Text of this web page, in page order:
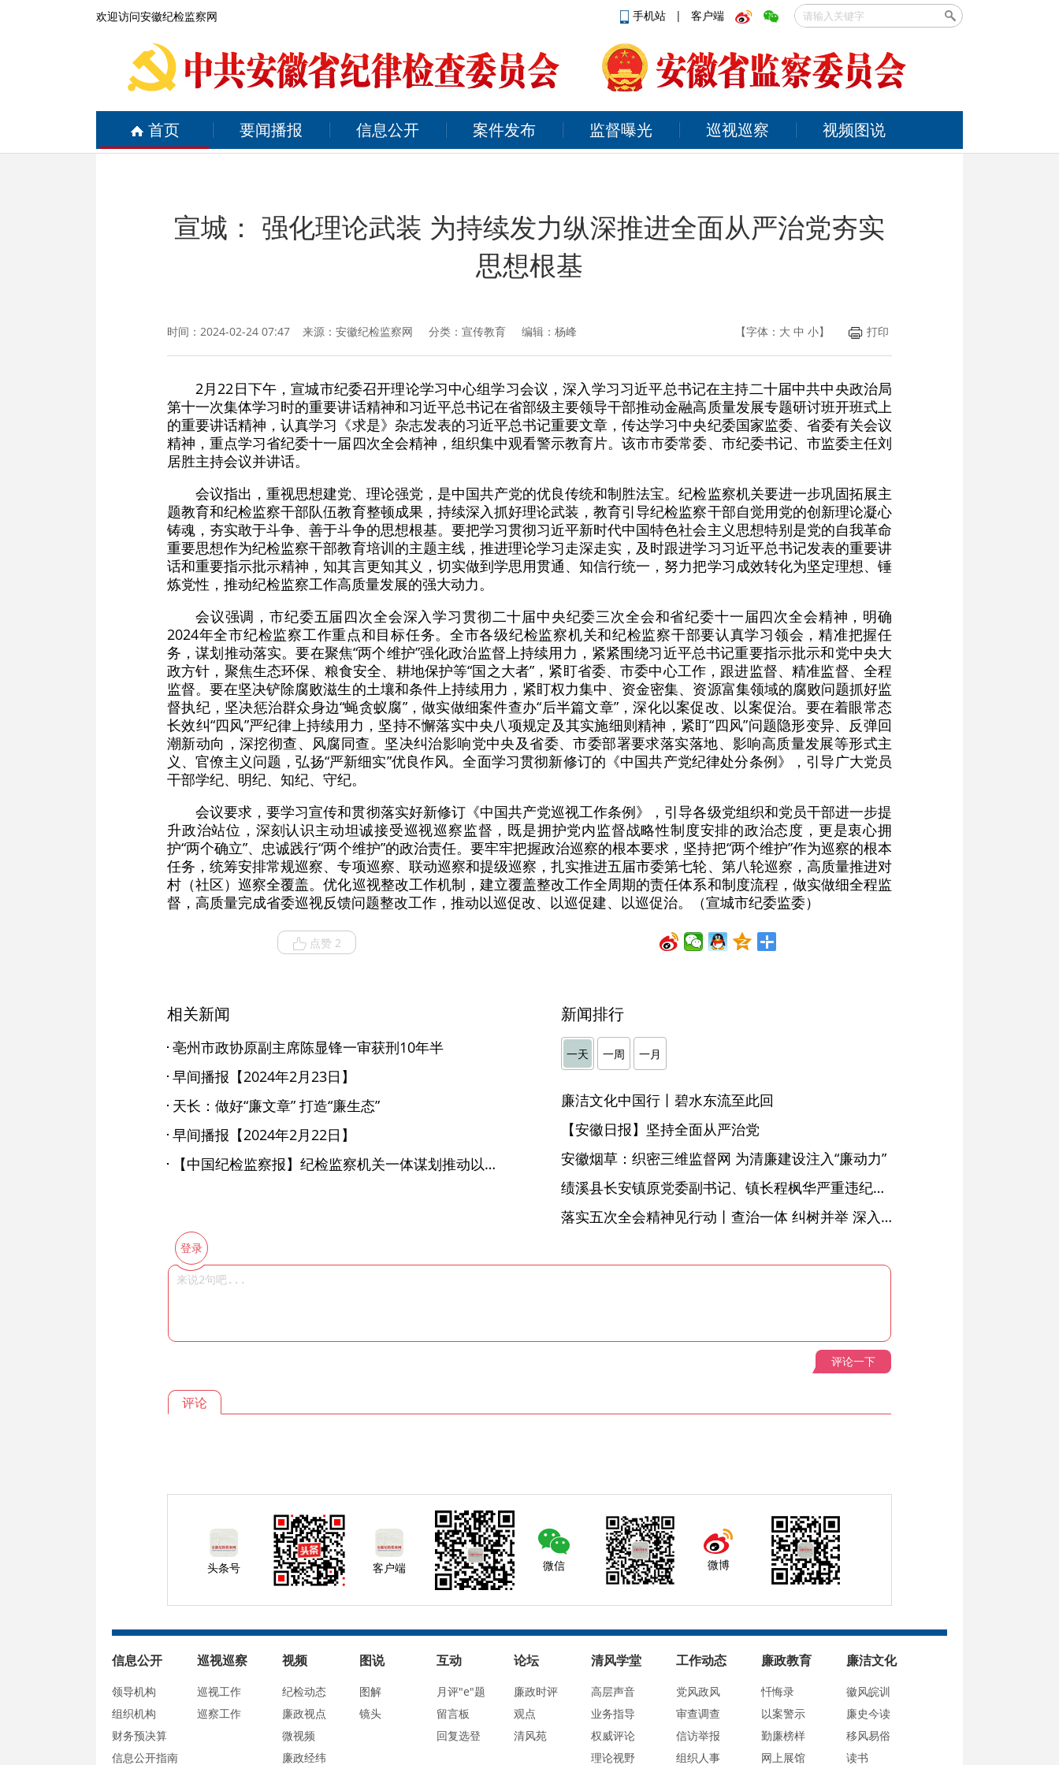
欢迎访问安徽纪检监察网 手机站 | 客户端
首页 要闻播报 信息公开 案件发布 监督曝光 巡视巡察 视频图说
宣城： 强化理论武装 为持续发力纵深推进全面从严治党夯实
思想根基
时间：2024-02-24 07:47 来源： 安徽纪检监察网 分类：宣传教育 编辑：杨峰 【字体： 大 中 小】 打印
2月22日下午，宣城市纪委召开理论学习中心组学习会议，深入学习习近平总书记在主持二十届中共中央政治局
第十一次集体学习时的重要讲话精神和习近平总书记在省部级主要领导干部推动金融高质量发展专题研讨班开班式上
的重要讲话精神，认真学习《求是》杂志发表的习近平总书记重要文章，传达学习中央纪委国家监委、省委有关会议
精神，重点学习省纪委十一届四次全会精神，组织集中观看警示教育片。该市市委常委、市纪委书记、市监委主任刘
居胜主持会议并讲话。
会议指出，重视思想建党、理论强党，是中国共产党的优良传统和制胜法宝。纪检监察机关要进一步巩固拓展主
题教育和纪检监察干部队伍教育整顿成果，持续深入抓好理论武装，教育引导纪检监察干部自觉用党的创新理论凝心
铸魂，夯实敢于斗争、善于斗争的思想根基。要把学习贯彻习近平新时代中国特色社会主义思想特别是党的自我革命
重要思想作为纪检监察干部教育培训的主题主线，推进理论学习走深走实，及时跟进学习习近平总书记发表的重要讲
话和重要指示批示精神，知其言更知其义，切实做到学思用贯通、知信行统一，努力把学习成效转化为坚定理想、锤
炼党性，推动纪检监察工作高质量发展的强大动力。
会议强调，市纪委五届四次全会深入学习贯彻二十届中央纪委三次全会和省纪委十一届四次全会精神，明确
2024年全市纪检监察工作重点和目标任务。全市各级纪检监察机关和纪检监察干部要认真学习领会，精准把握任
务，谋划推动落实。要在聚焦“两个维护”强化政治监督上持续用力，紧紧围绕习近平总书记重要指示批示和党中央大
政方针，聚焦生态环保、粮食安全、耕地保护等“国之大者”，紧盯省委、市委中心工作，跟进监督、精准监督、全程
监督。要在坚决铲除腐败滋生的土壤和条件上持续用力，紧盯权力集中、资金密集、资源富集领域的腐败问题抓好监
督执纪，坚决惩治群众身边“蝇贪蚁腐”，做实做细案件查办“后半篇文章”，深化以案促改、以案促治。要在着眼常态
长效纠“四风”严纪律上持续用力，坚持不懈落实中央八项规定及其实施细则精神，紧盯“四风”问题隐形变异、反弹回
潮新动向，深挖彻查、风腐同查。坚决纠治影响党中央及省委、市委部署要求落实落地、影响高质量发展等形式主
义、官僚主义问题，弘扬“严新细实”优良作风。全面学习贯彻新修订的《中国共产党纪律处分条例》，引导广大党员
干部学纪、明纪、知纪、守纪。
会议要求，要学习宣传和贯彻落实好新修订《中国共产党巡视工作条例》，引导各级党组织和党员干部进一步提
升政治站位，深刻认识主动坦诚接受巡视巡察监督，既是拥护党内监督战略性制度安排的政治态度，更是衷心拥
护“两个确立”、忠诚践行“两个维护”的政治责任。要牢牢把握政治巡察的根本要求，坚持把“两个维护”作为巡察的根本
任务，统筹安排常规巡察、专项巡察、联动巡察和提级巡察，扎实推进五届市委第七轮、第八轮巡察，高质量推进对
村（社区）巡察全覆盖。优化巡视整改工作机制，建立覆盖整改工作全周期的责任体系和制度流程，做实做细全程监
督，高质量完成省委巡视反馈问题整改工作，推动以巡促改、以巡促建、以巡促治。（宣城市纪委监委）
点赞 2
相关新闻
亳州市政协原副主席陈显锋一审获刑10年半
早间播报【2024年2月23日】
天长：做好“廉文章” 打造“廉生态”
早间播报【2024年2月22日】
【中国纪检监察报】纪检监察机关一体谋划推动以案促改促治 持续深化涉粮腐败问题整治
新闻排行
一天 一周 一月
廉洁文化中国行丨碧水东流至此回
【安徽日报】坚持全面从严治党
安徽烟草：织密三维监督网 为清廉建设注入“廉动力”
绩溪县长安镇原党委副书记、镇长程枫华严重违纪违法被开除党籍和公职
落实五次全会精神见行动丨查治一体 纠树并举 深入推进风腐同查同治
登录
评论一下
评论
头条号 客户端 微信 微博
信息公开
领导机构
组织机构
财务预决算
信息公开指南
巡视巡察
巡视工作
巡察工作
视频
纪检动态
廉政视点
微视频
廉政经纬
图说
图解
镜头
互动
月评"e"题
留言板
回复选登
论坛
廉政时评
观点
清风苑
清风学堂
高层声音
业务指导
权威评论
理论视野
工作动态
党风政风
审查调查
信访举报
组织人事
廉政教育
忏悔录
以案警示
勤廉榜样
网上展馆
廉洁文化
徽风皖训
廉史今读
移风易俗
读书